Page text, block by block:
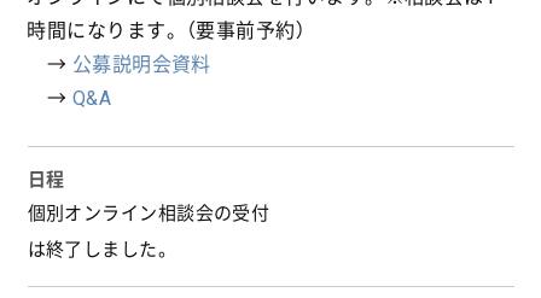
時間になります。（要事前予約）
→ 公募説明会資料
→ Q&A
日程
個別オンライン相談会の受付
は終了しました。